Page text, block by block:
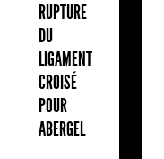
RUPTURE
DU
LIGAMENT
CROISÉ
POUR
ABERGEL